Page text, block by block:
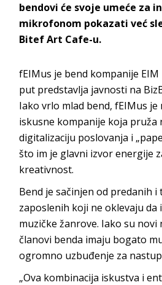
bendovi će svoje umeće za
mikrofonom pokazati već
Bitef Art Cafe-u.
fEIMus je bend kompanije EIM
put predstavlja javnosti na
Iako vrlo mlad bend, fEIMus je
iskusne kompanije koja pruža
digitalizaciju poslovanja i
što im je glavni izvor energije
kreativnost.
Bend je sačinjen od predanih
zaposlenih koji ne oklevaju
muzičke žanrove. Iako su novi
članovi benda imaju bogato
ogromno uzbuđenje za
„Ova kombinacija iskustva i